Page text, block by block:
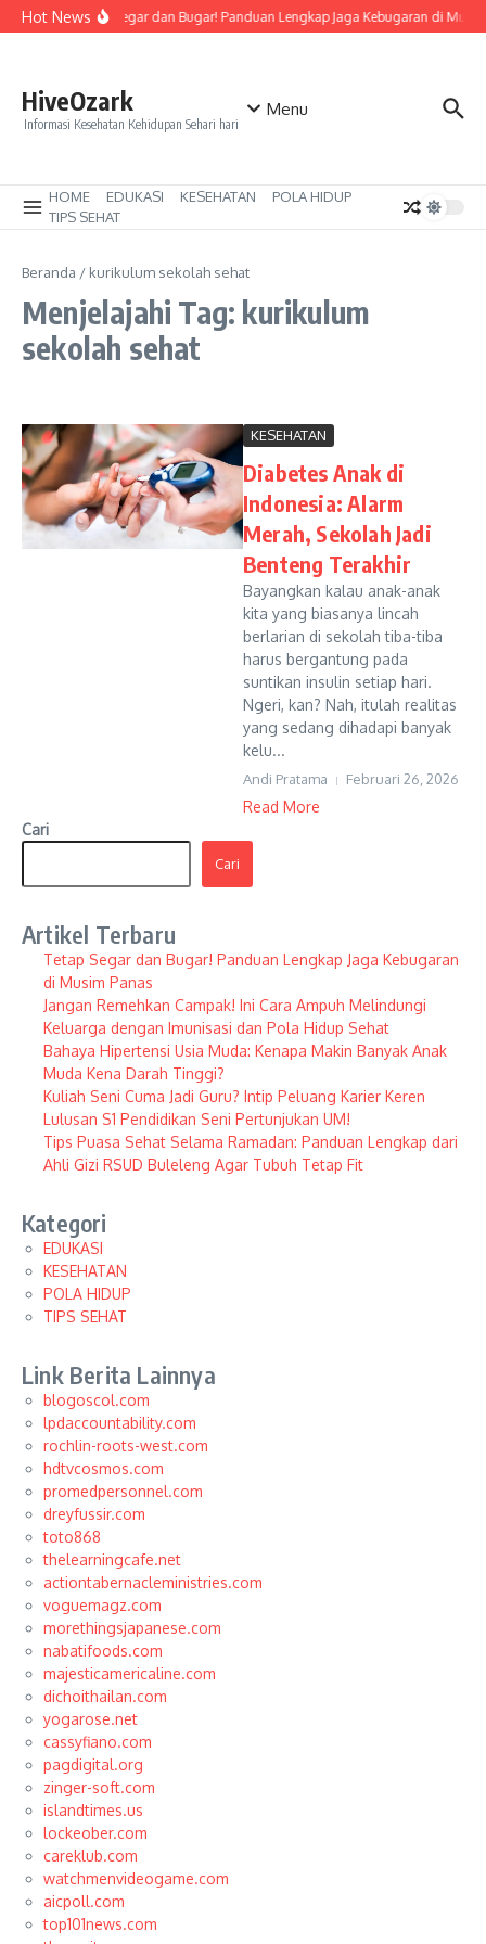
Lewati ke konten
Hot NewsTetap Segar dan Bugar! Panduan Lengkap Jaga Kebugaran di
HiveOzark
Informasi Kesehatan Kehidupan Sehari hari
Menu
HOME EDUKASI KESEHATAN
POLA HIDUP
TIPS SEHAT
Beranda / kurikulum sekolah sehat
Menjelajahi Tag: kurikulum
sekolah sehat
KESEHATAN
Diabetes Anak di
Indonesia: Alarm
Merah, Sekolah Jadi
Benteng Terakhir
Bayangkan kalau anak-anak
kita yang biasanya lincah
berlarian di sekolah tiba-tiba
harus bergantung pada
suntikan insulin setiap hari.
Ngeri, kan? Nah, itulah realitas
yang sedang dihadapi banyak
kelu...
Andi Pratama Februari 26, 2026
Read More
Cari
Cari
Artikel Terbaru
Tetap Segar dan Bugar! Panduan Lengkap Jaga Kebugaran
di Musim Panas
Jangan Remehkan Campak! Ini Cara Ampuh Melindungi
Keluarga dengan Imunisasi dan Pola Hidup Sehat
Bahaya Hipertensi Usia Muda: Kenapa Makin Banyak Anak
Muda Kena Darah Tinggi?
Kuliah Seni Cuma Jadi Guru? Intip Peluang Karier Keren
Lulusan S1 Pendidikan Seni Pertunjukan UM!
Tips Puasa Sehat Selama Ramadan: Panduan Lengkap dari
Ahli Gizi RSUD Buleleng Agar Tubuh Tetap Fit
Kategori
EDUKASI
KESEHATAN
POLA HIDUP
TIPS SEHAT
Link Berita Lainnya
blogoscol.com
lpdaccountability.com
rochlin-roots-west.com
hdtvcosmos.com
promedpersonnel.com
dreyfussir.com
toto868
thelearningcafe.net
actiontabernacleministries.com
voguemagz.com
morethingsjapanese.com
nabatifoods.com
majesticamericaline.com
dichoithailan.com
yogarose.net
cassyfiano.com
pagdigital.org
zinger-soft.com
islandtimes.us
lockeober.com
careklub.com
watchmenvideogame.com
aicpoll.com
top101news.com